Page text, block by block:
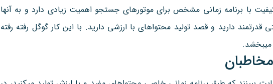
با برنامه زمانی مشخص برای موتورهای جستجو اهمیت زیادی دارد و به آنها
دارید و قصد تولید محتواهای با ارزشی دارید. با این کار گوگل رفته رفته
میبخشد.